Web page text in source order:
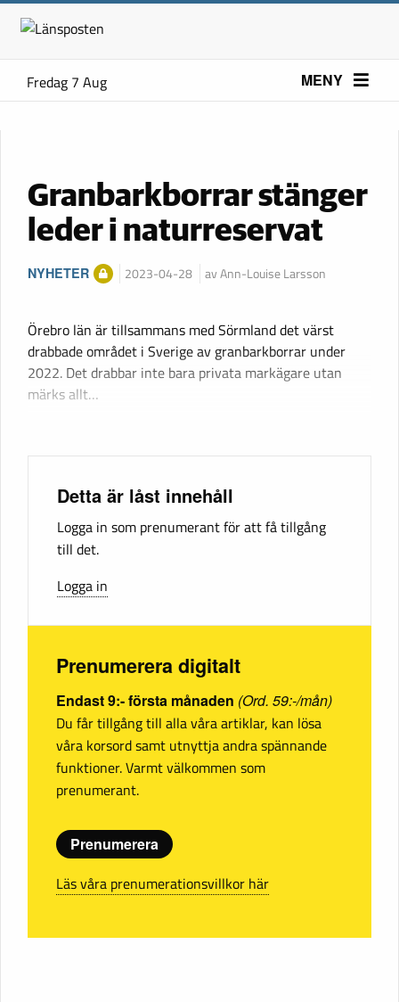
Fredag 7 Aug MENY
Granbarkborrar stänger
leder i naturreservat
NYHETER 2023-04-28 av Ann-Louise Larsson
Örebro län är tillsammans med Sörmland det värst
drabbade området i Sverige av granbarkborrar under
2022. Det drabbar inte bara privata markägare utan
märks allt…
Detta är låst innehåll
Logga in som prenumerant för att få tillgång
till det.
Logga in
Prenumerera digitalt
Endast 9:- första månaden (Ord. 59:-/mån)
Du får tillgång till alla våra artiklar, kan lösa
våra korsord samt utnyttja andra spännande
funktioner. Varmt välkommen som
prenumerant.
Prenumerera
Läs våra prenumerationsvillkor här